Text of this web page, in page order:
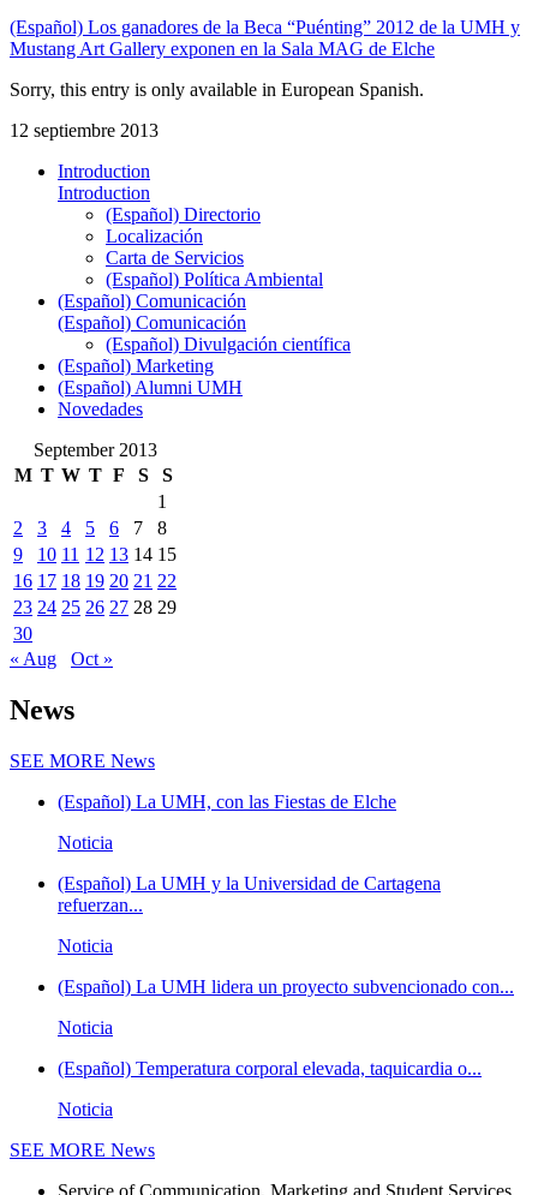
(Español) Los ganadores de la Beca “Puénting” 2012 de la UMH y
Mustang Art Gallery exponen en la Sala MAG de Elche
Sorry, this entry is only available in European Spanish.
12 septiembre 2013
Introduction
Introduction
(Español) Directorio
Localización
Carta de Servicios
(Español) Política Ambiental
(Español) Comunicación
(Español) Comunicación
(Español) Divulgación científica
(Español) Marketing
(Español) Alumni UMH
Novedades
September 2013
M T W T F S
S
1
2
3 4 5 6 7
8
9
10 11 12 13 14 15
16 17 18 19 20 21 22
23 24 25 26 27 28 29
30
« Aug
Oct »
News
SEE MORE News
(Español) La UMH, con las Fiestas de Elche
Noticia
(Español) La UMH y la Universidad de Cartagena
refuerzan...
Noticia
(Español) La UMH lidera un proyecto subvencionado con...
Noticia
(Español) Temperatura corporal elevada, taquicardia o...
Noticia
SEE MORE News
Service of Communication, Marketing and Student Services